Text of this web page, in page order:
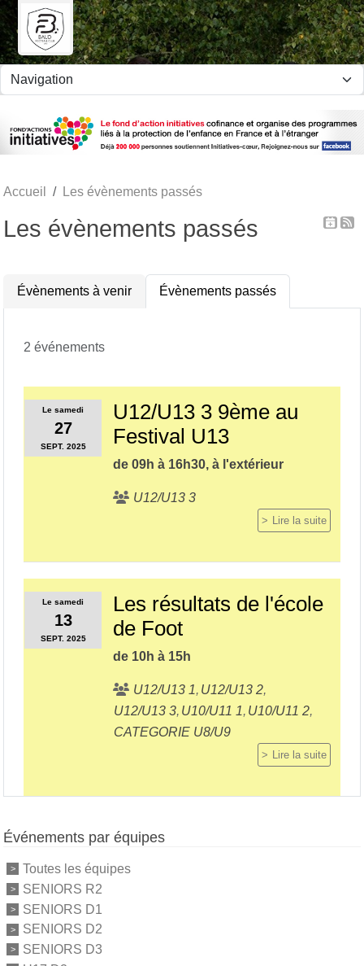
Accueil Les évènements passés
Les évènements passés
Évènements à venir Évènements passés
2 événements
Lesamedi
27
SEPT. 2025
U12/U13 3 9ème au
Festival U13
de 09h à 16h30, à l'extérieur
U12/U13 3
Lire la suite
Lesamedi
13
SEPT. 2025
Les résultats de l'école
de Foot
de 10h à 15h
U12/U13 1 U12/U13 2
U12/U13 3 U10/U11 1 U10/U11 2
CATEGORIE U8/U9
Lire la suite
Événements par équipes
Toutes les équipes
SENIORS R2
SENIORS D1
SENIORS D2
SENIORS D3
Panneau de gestion des cookies